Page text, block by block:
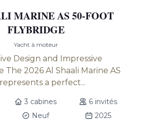
MARINE AS 50-FOOT
FLYBRIDGE
Yacht à moteur
Design and Impressive
The 2026 Al Shaali Marine AS
a perfect...
3 cabines
6 invités
Neuf
2025